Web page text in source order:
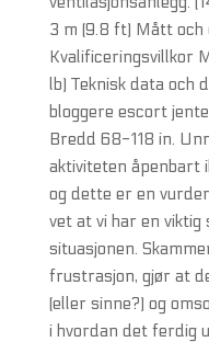
3 m (9.8 ft) Mått och
Kvalificeringsvillkor
lb) Teknisk data och
bloggere escort
Bredd 68-118 in.
aktiviteten åpenbart
og dette er en
vet at vi har en viktig
situasjonen.
frustrasjon, gjør at
(eller sinne?) og
i hvordan det ferdig